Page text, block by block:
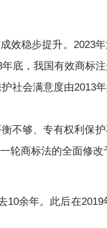
稳步提升。2023年
底，我国有效商标注
会满意度由2013
够、专有权利保
轮商标法的全面修改
年。此后在2019